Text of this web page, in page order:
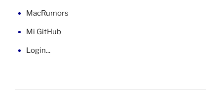
MacRumors
Mi GitHub
Login...